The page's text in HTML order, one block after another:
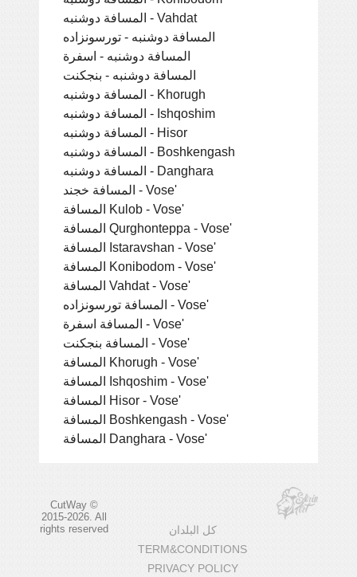
المسافة دوشنبه - Vahdat
المسافة دوشنبه - تورسونزاده
المسافة دوشنبه - اسفرة
المسافة دوشنبه - بنجكنت
المسافة دوشنبه - Khorugh
المسافة دوشنبه - Ishqoshim
المسافة دوشنبه - Hisor
المسافة دوشنبه - Boshkengash
المسافة دوشنبه - Danghara
المسافة خجند - Vose'
المسافة Kulob - Vose'
المسافة Qurghonteppa - Vose'
المسافة Istaravshan - Vose'
المسافة Konibodom - Vose'
المسافة Vahdat - Vose'
المسافة تورسونزاده - Vose'
المسافة اسفرة - Vose'
المسافة بنجكنت - Vose'
المسافة Khorugh - Vose'
المسافة Ishqoshim - Vose'
المسافة Hisor - Vose'
المسافة Boshkengash - Vose'
المسافة Danghara - Vose'
CutWay ©
2015-2026. All
rights reserved
كل البلدان
TERM&CONDITIONS
PRIVACY POLICY